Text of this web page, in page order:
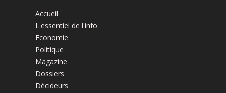
Accueil
L'essentiel de l'info
Economie
Politique
Magazine
Dossiers
Décideurs